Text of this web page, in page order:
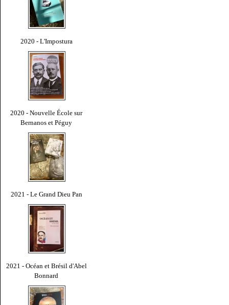
2020 - L'Impostura
2020 - Nouvelle École sur
Bernanos et Péguy
2021 - Le Grand Dieu Pan
2021 - Océan et Brésil d'Abel
Bonnard